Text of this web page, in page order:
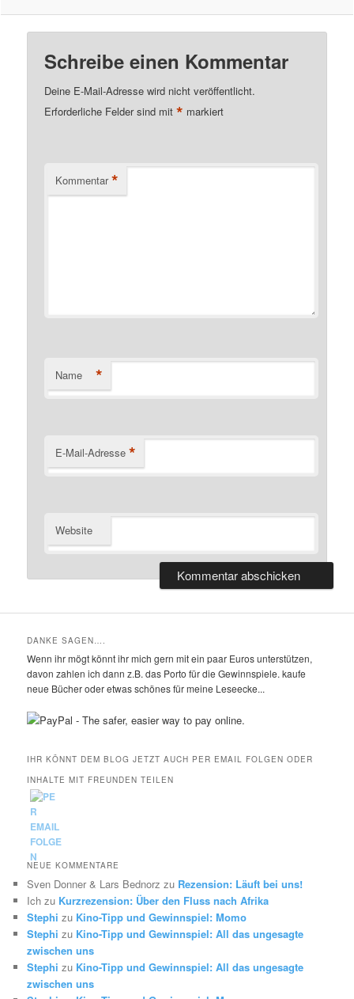
Schreibe einen Kommentar
Deine E-Mail-Adresse wird nicht veröffentlicht.
Erforderliche Felder sind mit* markiert
Kommentar *
Name *
E-Mail-Adresse *
Website
DANKE SAGEN….
Wenn ihr mögt könnt ihr mich gern mit ein paar Euros unterstützen,
davon zahlen ich dann z.B. das Porto für die Gewinnspiele. kaufe
neue Bücher oder etwas schönes für meine Leseecke...
IHR KÖNNT DEM BLOG JETZT AUCH PER EMAIL FOLGEN ODER
INHALTE MIT FREUNDEN TEILEN
NEUE KOMMENTARE
Sven Donner & Lars Bednorz zu Rezension: Läuft bei uns!
Ich zu Kurzrezension: Über den Fluss nach Afrika
Stephi zu Kino-Tipp und Gewinnspiel: Momo
Stephi zu Kino-Tipp und Gewinnspiel: All das ungesagte
zwischen uns
Stephi zu Kino-Tipp und Gewinnspiel: All das ungesagte
zwischen uns